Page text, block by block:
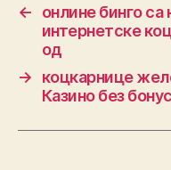
←
онлине бинго
интернетске
од
→
коцкарнице
Казино без